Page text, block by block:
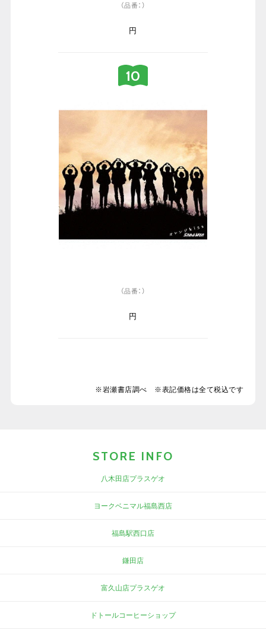
（品番：）
円
（品番：）
円
※岩瀬書店調べ ※表記価格は全て税込です
STORE INFO
八木田店プラスゲオ
ヨークベニマル福島西店
福島駅西口店
鎌田店
富久山店プラスゲオ
ドトールコーヒーショップ